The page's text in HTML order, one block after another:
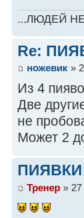
...ЛЮДЕЙ
Re:
ножевик »
Из 4
Две
не
Может 2
ПИЯВКИ
Тренер » 27